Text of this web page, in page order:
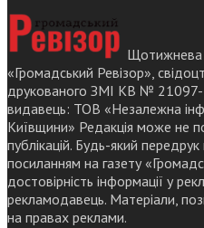
Щотижнева
«Громадський Ревізор»,
друкованого ЗМІ КВ №
видавець: ТОВ «Незалежна
Київщини» Редакція може не
публікацій. Будь-який
посиланням на газету
достовірність інформації у
рекламодавець. Матеріали,
на правах реклами.